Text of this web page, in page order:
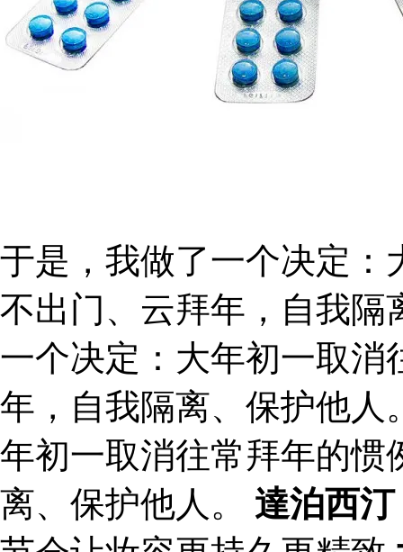
于是，我做了一个决定：
不出门、云拜年，自我隔
一个决定：大年初一取消
年，自我隔离、保护他人
年初一取消往常拜年的惯
离、保护他人。 達泊西汀